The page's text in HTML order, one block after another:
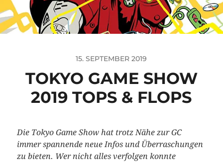
15. SEPTEMBER 2019
TOKYO GAME SHOW
2019 TOPS & FLOPS
Die Tokyo Game Show hat trotz Nähe zur GC
immer spannende neue Infos und Überraschungen
zu bieten. Wer nicht alles verfolgen konnte